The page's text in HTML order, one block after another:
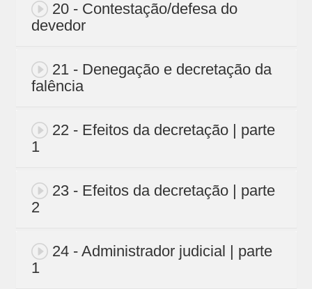
20 - Contestação/defesa do
devedor
21 - Denegação e decretação da
falência
22 - Efeitos da decretação | parte
1
23 - Efeitos da decretação | parte
2
24 - Administrador judicial | parte
1